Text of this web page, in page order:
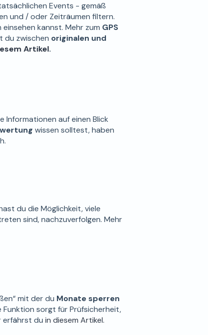
Events - gemäß
und / oder Zeiträumen filtern.
kannst. Mehr zum GPS
du zwischen originalen und
Artikel.
Informationen auf einen Blick
wissen solltest, haben
du die Möglichkeit, viele
sind, nachzuverfolgen. Mehr
mit der du Monate sperren
Funktion sorgt für Prüfsicherheit,
erfährst du in diesem Artikel.